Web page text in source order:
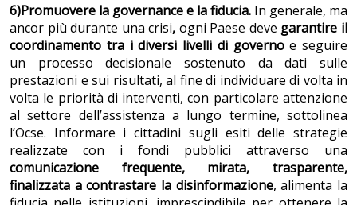
6)Promuovere la governance e la fiducia. In generale, ma
ancor più durante una crisi, ogni Paese deve garantire il
coordinamento tra i diversi livelli di governoe seguire
un processo decisionale sostenuto da dati sulle
prestazioni e sui risultati, al fine di individuare di volta in
volta le priorità di interventi, con particolare attenzione
al settore dell’assistenza a lungo termine, sottolinea
l’Ocse. Informare i cittadini sugli esiti delle strategie
realizzate con i fondi pubblici attraverso una
comunicazione frequente, mirata, trasparente,
finalizzata a contrastare la disinformazione, alimenta la